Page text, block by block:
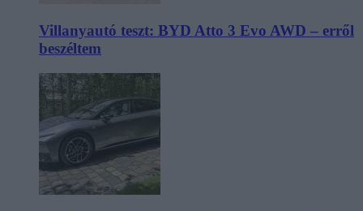
Villanyautó teszt: BYD Atto 3 Evo AWD – erről
beszéltem